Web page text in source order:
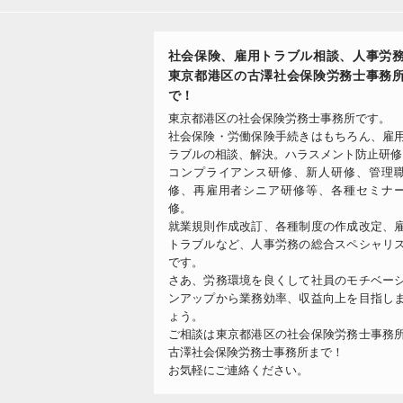
社会保険、雇用トラブル相談、人事労
東京都港区の古澤社会保険労務士事務
で！
東京都港区の社会保険労務士事務所です。
社会保険・労働保険手続きはもちろん、雇
ラブルの相談、解決。ハラスメント防止研修
コンプライアンス研修、新人研修、管理
修、再雇用者シニア研修等、各種セミナ
修。
就業規則作成改訂、各種制度の作成改定、
トラブルなど、人事労務の総合スペシャリ
です。
さあ、労務環境を良くして社員のモチベー
ンアップから業務効率、収益向上を目指し
ょう。
ご相談は東京都港区の社会保険労務士事務
古澤社会保険労務士事務所まで！
お気軽にご連絡ください。